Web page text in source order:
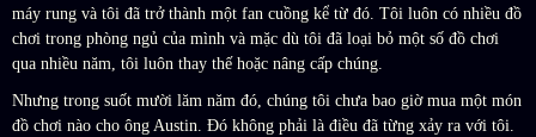
máy rung và tôi đã trở thành một fan cuồng kể từ đó. Tôi luôn có nhiều đồ
chơi trong phòng ngủ của mình và mặc dù tôi đã loại bỏ một số đồ chơi
qua nhiều năm, tôi luôn thay thế hoặc nâng cấp chúng.
Nhưng trong suốt mười lăm năm đó, chúng tôi chưa bao giờ mua một món
đồ chơi nào cho ông Austin. Đó không phải là điều đã từng xảy ra với tôi.